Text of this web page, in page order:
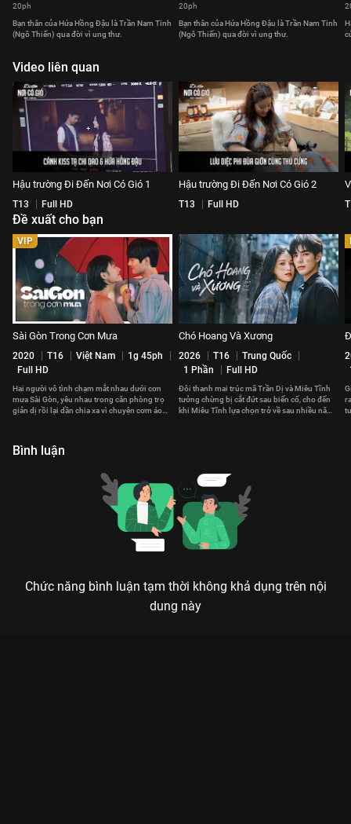
20ph
Bạn thân của Hứa Hồng Đậu là Trần Nam Tinh
(Ngô Thiến) qua đời vì ung thư.
20ph
Bạn thân của Hứa Hồng Đậu là Trần Nam Tinh
(Ngô Thiến) qua đời vì ung thư.
Video liên quan
Hậu trường Đi Đến Nơi Có Gió 1
T13 Full HD
Hậu trường Đi Đến Nơi Có Gió 2
T13 Full HD
Đề xuất cho bạn
VIP
Sài Gòn Trong Cơn Mưa
2020 T16 Việt Nam
1g 45ph
Full HD
Hai người vô tình chạm mắt nhau dưới cơn
mưa Sài Gòn, yêu nhau trong căn phòng trọ
giản dị rồi lại dần chia xa vì chuyện cơm áo
Chó Hoang Và Xương
2026 T16
Trung Quốc
1 Phần
Full HD
Đôi thanh mai trúc mã Trần Dị và Miêu Tĩnh
tưởng chừng bị cắt đứt sau biến cố, cho đến
khi Miêu Tĩnh lựa chọn trở về sau nhiều năm
Bình luận
Chức năng bình luận tạm thời không khả dụng trên nội
dung này